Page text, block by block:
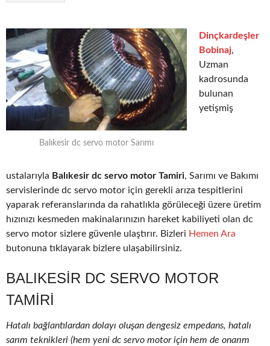
Balıkesir dc servo motor Sarımı
Dinçkardeşler
Bobinaj,
Uzman
kadrosunda
bulunan
yetişmiş
ustalarıyla Balıkesir dc servo motor Tamiri, Sarımı ve Bakımı
servislerinde dc servo motor için gerekli arıza tespitlerini
yaparak referanslarında da rahatlıkla görüleceği üzere üretim
hızınızı kesmeden makinalarınızın hareket kabiliyeti olan dc
servo motor sizlere güvenle ulaştırır. Bizleri Hemen Ara
butonuna tıklayarak bizlere ulaşabilirsiniz.
BALIKESIR DC SERVO MOTOR
TAMIRI
Hatalı bağlantılardan dolayı oluşan dengesiz empedans, hatalı
sarım teknikleri (hem yeni dc servo motor için hem de onarım